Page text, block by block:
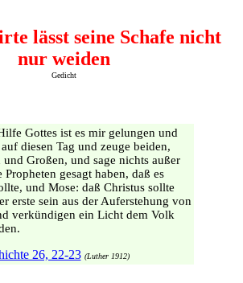
lässt seine Schafe nicht
nur weiden
Gedicht
Gottes ist es mir gelungen und
diesen Tag und zeuge beiden,
Großen, und sage nichts außer
Propheten gesagt haben, daß es
und Mose: daß Christus sollte
erste sein aus der Auferstehung von
verkündigen ein Licht dem Volk
26, 22-23 (Luther 1912)